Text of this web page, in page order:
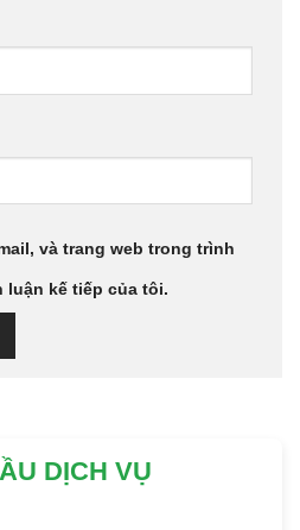
và trang web trong trình
luận kế tiếp của tôi.
DỊCH VỤ